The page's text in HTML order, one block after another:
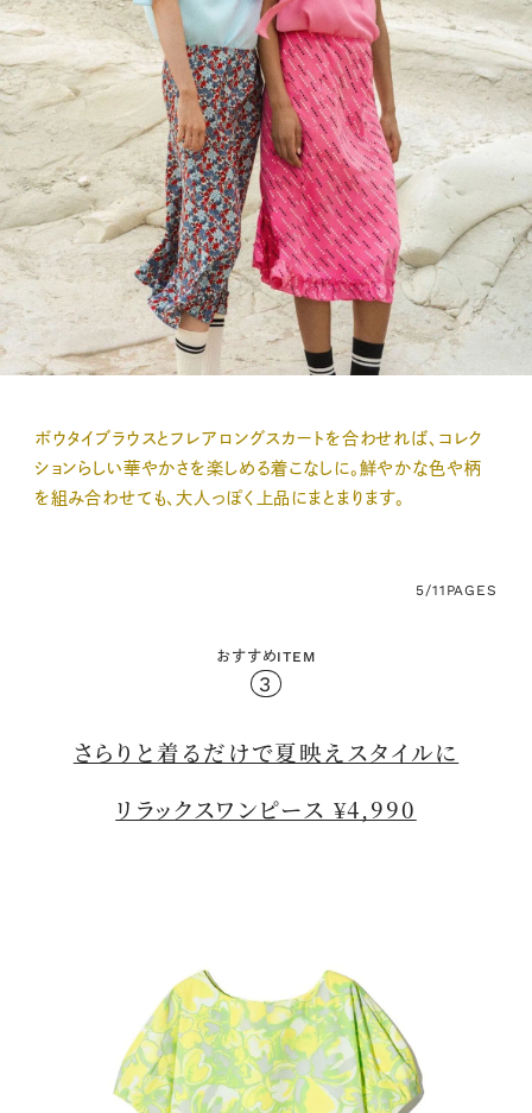
ボウタイブラウスとフレアロングスカートを合わせれば、コレク
ションらしい華やかさを楽しめる着こなしに。鮮やかな色や柄
を組み合わせても、大人っぽく上品にまとまります。
5/11 PAGES
おすすめITEM
3
さらりと着るだけで夏映えスタイルに
リラックスワンピース ¥4,990